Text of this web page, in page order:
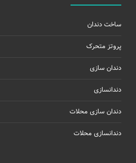
ساخت دندان
پروتز متحرک
دندان سازی
دندانسازی
دندان سازی محلات
دندانسازی محلات